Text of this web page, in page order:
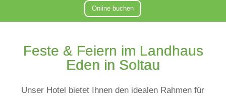
Online buchen
Feste & Feiern im Landhaus
Eden in Soltau
Unser Hotel bietet Ihnen den idealen Rahmen für